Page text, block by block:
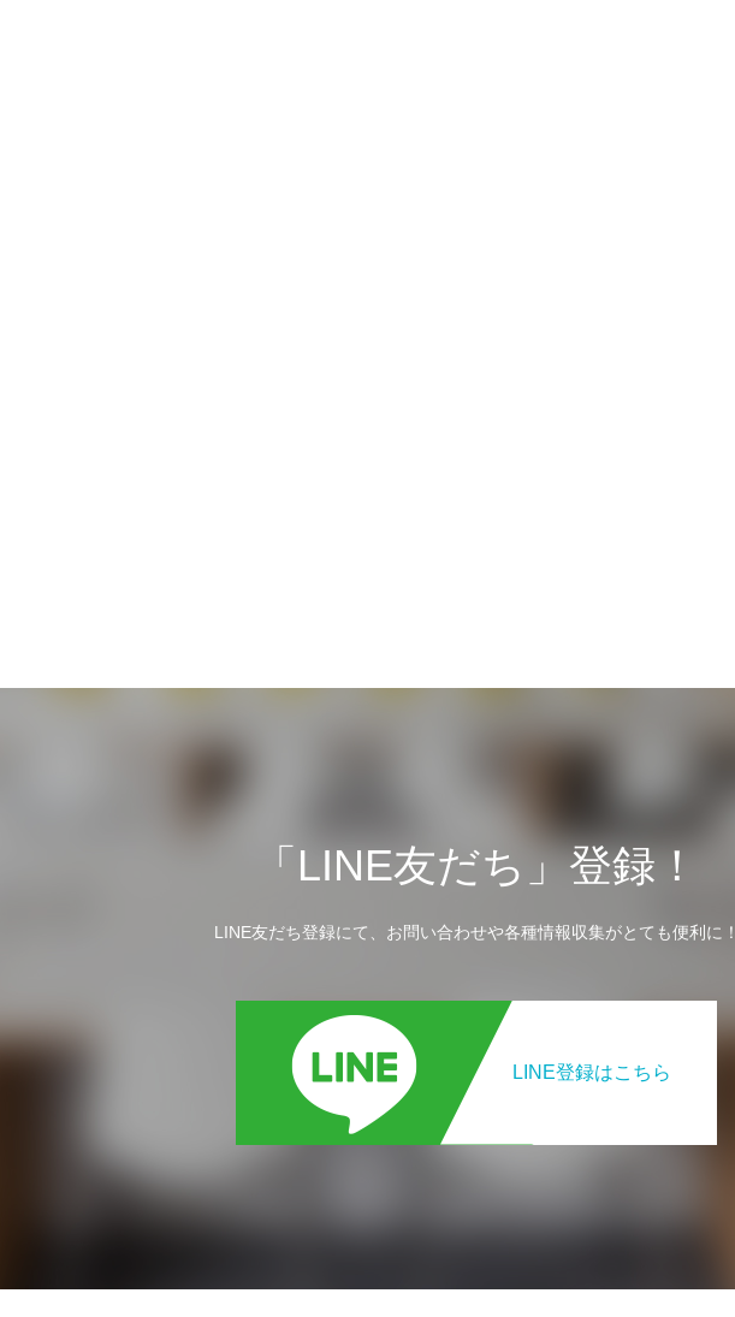
「LINE友だち」登録！
LINE友だち登録にて、お問い合わせや各種情報収集がとても便利に！
LINE登録はこちら